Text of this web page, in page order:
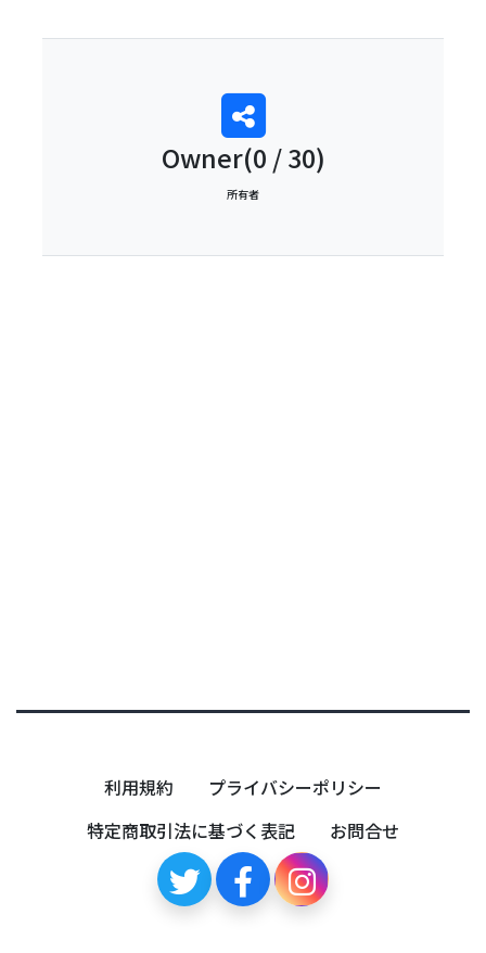
Owner(0 / 30)
所有者
利用規約
プライバシーポリシー
特定商取引法に基づく表記
お問合せ